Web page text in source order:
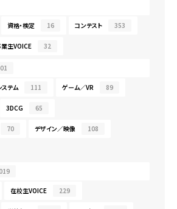
資格・検定 16 コンテスト 353
生VOICE 32
テム 111 ゲーム／VR 89
3DCG 65
70 デザイン／映像 108
在校生VOICE 229